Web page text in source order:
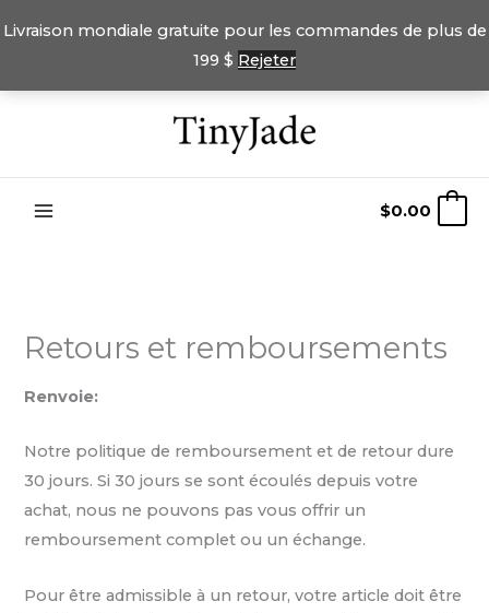
Livraison mondiale gratuite pour les commandes de plus de
199 $ Rejeter
$0.00
Retours et remboursements
Renvoie:
Notre politique de remboursement et de retour dure
30 jours. Si 30 jours se sont écoulés depuis votre
achat, nous ne pouvons pas vous offrir un
remboursement complet ou un échange.
Pour être admissible à un retour, votre article doit être